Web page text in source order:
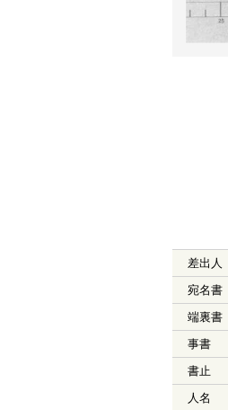
差出人
宛名書
端裏書
事書
書止
人名